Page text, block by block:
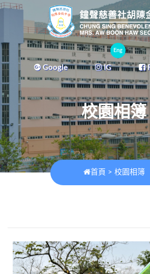
Eng
Google IG
校園相簿
首頁 > 校園相簿